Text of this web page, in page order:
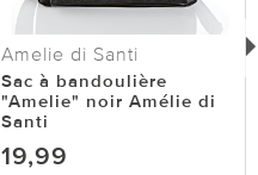
Amelie di Santi
Sac à bandoulière
"Amelie" noir Amélie di
Santi
19,99